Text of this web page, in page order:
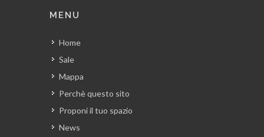
MENU
Home
Sale
Mappa
Perchè questo sito
Proponi il tuo spazio
News